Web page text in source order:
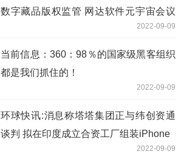
数字藏品版权监管 网达软件元宇宙会议
2022-09-09
当前信息：360：98％的国家级黑客组织
都是我们抓住的！
2022-09-09
环球快讯:消息称塔塔集团正与纬创资通
谈判 拟在印度成立合资工厂组装iPhone
2022-09-09